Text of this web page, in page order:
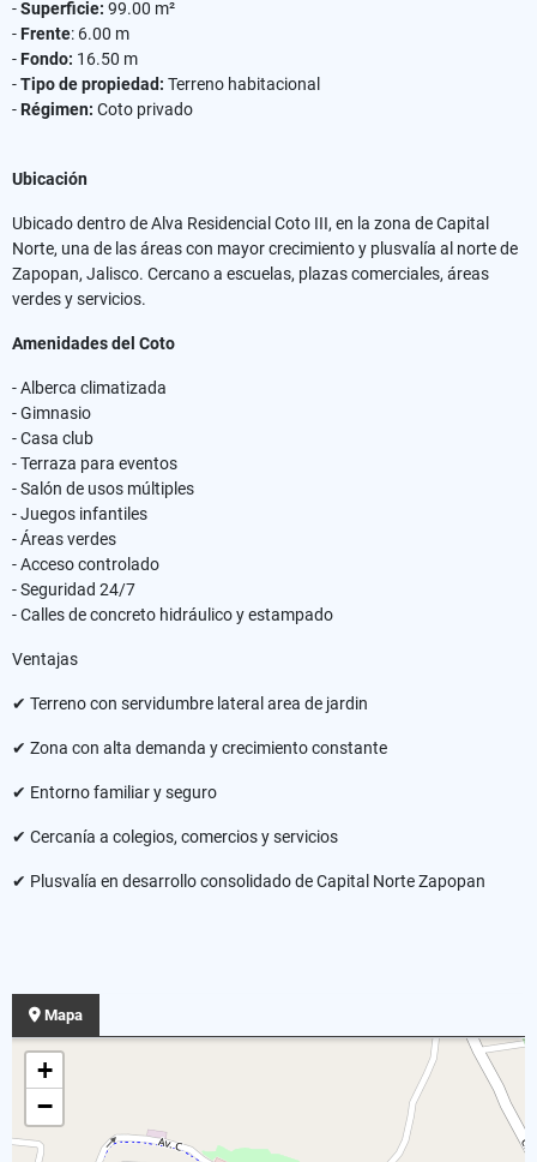
-Superficie: 99.00 m²
-Frente: 6.00 m
-Fondo: 16.50 m
-Tipo de propiedad: Terreno habitacional
-Régimen: Coto privado
Ubicación
Ubicado dentro de Alva Residencial Coto III, en la zona de Capital
Norte, una de las áreas con mayor crecimiento y plusvalía al norte de
Zapopan, Jalisco. Cercano a escuelas, plazas comerciales, áreas
verdes y servicios.
Amenidades del Coto
- Alberca climatizada
- Gimnasio
- Casa club
- Terraza para eventos
- Salón de usos múltiples
- Juegos infantiles
- Áreas verdes
- Acceso controlado
- Seguridad 24/7
- Calles de concreto hidráulico y estampado
Ventajas
✔ Terreno con servidumbre lateral area de jardin
✔ Zona con alta demanda y crecimiento constante
✔ Entorno familiar y seguro
✔ Cercanía a colegios, comercios y servicios
✔ Plusvalía en desarrollo consolidado de Capital Norte Zapopan
Mapa
+
−